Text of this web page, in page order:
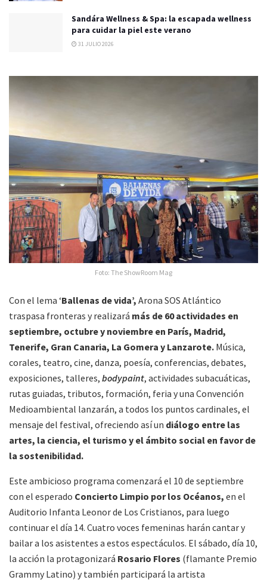
Sandára Wellness & Spa: la escapada wellness
para cuidar la piel este verano
31 JULIO 2026
Foto: The ShowRoom Mag
Con el lema ‘Ballenas de vida’, Arona SOS Atlántico
traspasa fronteras y realizará más de 60 actividades en
septiembre, octubre y noviembre en París, Madrid,
Tenerife, Gran Canaria, La Gomera y Lanzarote. Música,
corales, teatro, cine, danza, poesía, conferencias, debates,
exposiciones, talleres, bodypaint, actividades subacuáticas,
rutas guiadas, tributos, formación, feria y una Convención
Medioambiental lanzarán, a todos los puntos cardinales, el
mensaje del festival, ofreciendo así un diálogo entre las
artes, la ciencia, el turismo y el ámbito social en favor de
la sostenibilidad.
Este ambicioso programa comenzará el 10 de septiembre
con el esperado Concierto Limpio por los Océanos, en el
Auditorio Infanta Leonor de Los Cristianos, para luego
continuar el día 14. Cuatro voces femeninas harán cantar y
bailar a los asistentes a estos espectáculos. El sábado, día 10,
la acción la protagonizará Rosario Flores (flamante Premio
Grammy Latino) y también participará la artista